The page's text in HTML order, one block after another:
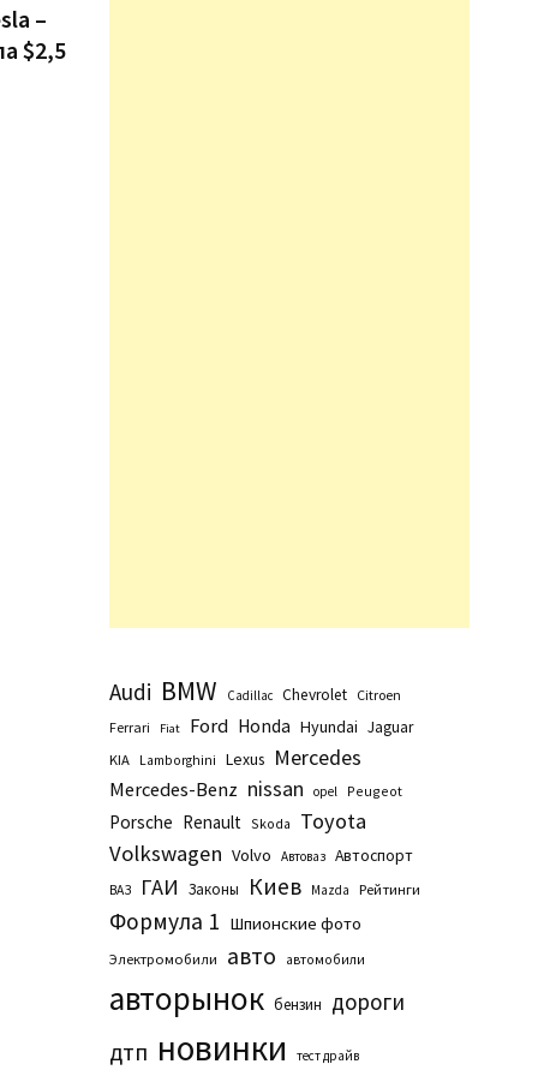
–
$2,5
Audi BMW Cadillac Chevrolet Citroen
Ferrari
Fiat Ford Honda Hyundai Jaguar
KIA Lamborghini Lexus Mercedes
Mercedes-Benz nissan opel Peugeot
Porsche Renault Skoda
Toyota
Volkswagen Volvo Автоваз Автоспорт
ВАЗ ГАИ Законы Киев Маzda Рейтинги
Формула 1 Шпионские фото
Электромобили авто автомобили
авторынок бензин дороги
дтп новинки тест драйв